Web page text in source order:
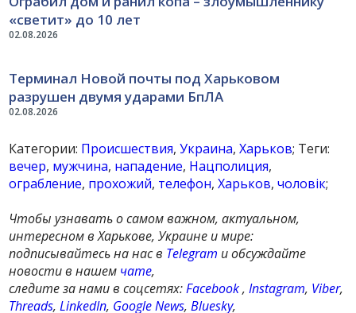
02.08.2026
«светит» до 10 лет
02.08.2026
Терминал Новой почты под Харьковом
разрушен двумя ударами БпЛА
Категории: Происшествия,Украина,Харьков; Теги:
вечер, мужчина, нападение, Нацполиция,
ограбление, прохожий, телефон,Харьков,чоловік;
Чтобы узнавать о самом важном, актуальном,
интересном в Харькове, Украине и мире:
подписывайтесь на нас в Telegram и обсуждайте
новости в нашем чате,
следите за нами в соцсетях:Facebook,Instagram, Viber,
Threads,LinkedIn, Google News,Bluesky,